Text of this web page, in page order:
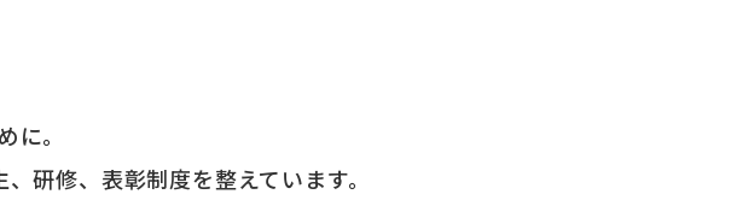
。
研修、表彰制度を整えています。